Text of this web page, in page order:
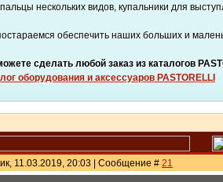
нескольких видов, купальники для
обеспечить наших больших и
сделать любой заказ из каталогов
оборудования и аксессуаров PASTORELLI
11.03.2019, 20:03 | Сообщение # 21